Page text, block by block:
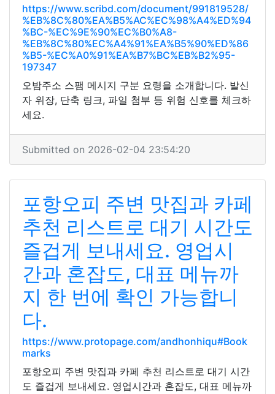
https://www.scribd.com/document/991819528/
%EB%8C%80%EA%B5%AC%EC%98%A4%ED%94
%BC-%EC%9E%90%EC%B0%A8-
%EB%8C%80%EC%A4%91%EA%B5%90%ED%86
%B5-%EC%A0%91%EA%B7%BC%EB%B2%95-
197347
오밤주소 스팸 메시지 구분 요령을 소개합니다. 발신
자 위장, 단축 링크, 파일 첨부 등 위험 신호를 체크하
세요.
Submitted on 2026-02-04 23:54:20
포항오피 주변 맛집과 카페
추천 리스트로 대기 시간도
즐겁게 보내세요. 영업시
간과 혼잡도, 대표 메뉴까
지 한 번에 확인 가능합니
다.
https://www.protopage.com/andhonhiqu#Book
marks
포항오피 주변 맛집과 카페 추천 리스트로 대기 시간
도 즐겁게 보내세요. 영업시간과 혼잡도, 대표 메뉴까